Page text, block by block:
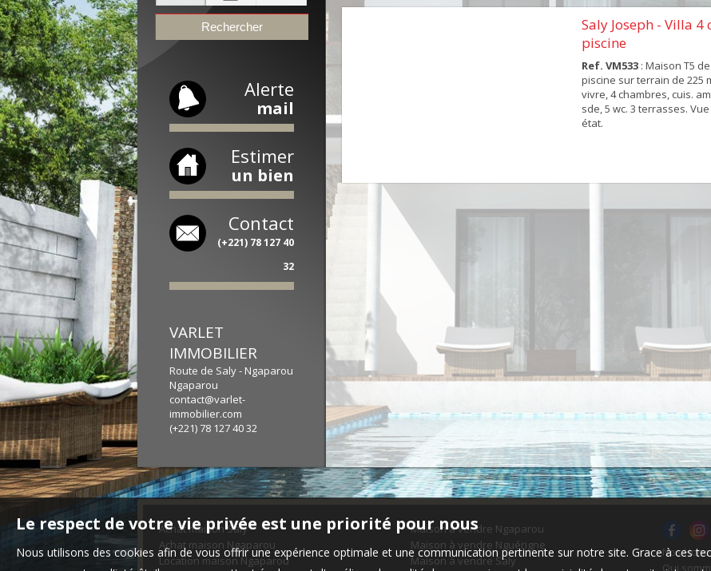
Alerte
mail
Estimer
un bien
Contact
(+221) 78 127 40
32
VARLET
IMMOBILIER
Route de Saly - Ngaparou
Ngaparou
contact@varlet-
immobilier.com
(+221) 78 127 40 32
Saly Joseph - Villa 4
piscine
Ref. VM533 : Maison T5
piscine sur terrain de 225
vivre, 4 chambres, cuis.
sde, 5 wc. 3 terrasses.
état.
Achat maison Saly
Achat maison Ngaparou
Location maison Ngaparou
Maison à vendre Ngaparou
Maison à vendre Nguérigne
Maison à vendre Saly
Nos
Qui
Le respect de votre vie privée est une priorité pour nous
Nous utilisons des cookies afin de vous offrir une expérience optimale et une communication pertinente sur notre site. Grace à ces